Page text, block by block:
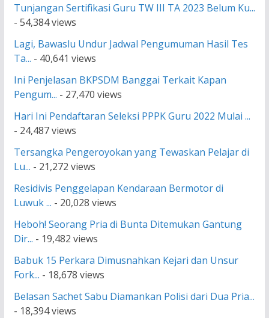
Tunjangan Sertifikasi Guru TW III TA 2023 Belum Ku...
- 54,384 views
Lagi, Bawaslu Undur Jadwal Pengumuman Hasil Tes
Ta... - 40,641 views
Ini Penjelasan BKPSDM Banggai Terkait Kapan
Pengum... - 27,470 views
Hari Ini Pendaftaran Seleksi PPPK Guru 2022 Mulai ...
- 24,487 views
Tersangka Pengeroyokan yang Tewaskan Pelajar di
Lu... - 21,272 views
Residivis Penggelapan Kendaraan Bermotor di
Luwuk ... - 20,028 views
Heboh! Seorang Pria di Bunta Ditemukan Gantung
Dir... - 19,482 views
Babuk 15 Perkara Dimusnahkan Kejari dan Unsur
Fork... - 18,678 views
Belasan Sachet Sabu Diamankan Polisi dari Dua Pria...
- 18,394 views